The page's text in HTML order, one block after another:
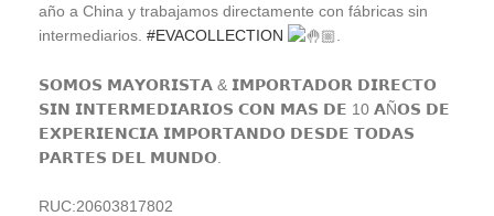
año a China y trabajamos directamente con fábricas sin
intermediarios. #EVACOLLECTION
𝗦𝗢𝗠𝗢𝗦 𝗠𝗔𝗬𝗢𝗥𝗜𝗦𝗧𝗔 & 𝗜𝗠𝗣𝗢𝗥𝗧𝗔𝗗𝗢𝗥 𝗗𝗜𝗥𝗘𝗖𝗧𝗢
𝗦𝗜𝗡 𝗜𝗡𝗧𝗘𝗥𝗠𝗘𝗗𝗜𝗔𝗥𝗜𝗢𝗦 𝗖𝗢𝗡 𝗠𝗔𝗦 𝗗𝗘 10 𝗔Ñ𝗢𝗦 𝗗𝗘
𝗘𝗫𝗣𝗘𝗥𝗜𝗘𝗡𝗖𝗜𝗔 𝗜𝗠𝗣𝗢𝗥𝗧𝗔𝗡𝗗𝗢 𝗗𝗘𝗦𝗗𝗘 𝗧𝗢𝗗𝗔𝗦
𝗣𝗔𝗥𝗧𝗘𝗦 𝗗𝗘𝗟 𝗠𝗨𝗡𝗗𝗢.
RUC:20603817802